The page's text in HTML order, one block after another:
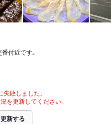
付近です｡
敗しました。
を更新してください。
新する